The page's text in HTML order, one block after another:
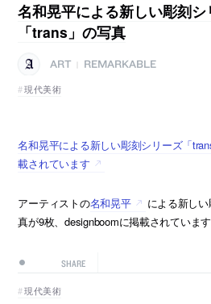
名和晃平による新しい彫刻シ
「trans」の写真
ART
REMARKABLE
現代美術
名和晃平による新しい彫刻シリーズ「
載されています
アーティストの名和晃平
による新し
真が9枚、designboomに掲載されています
SHARE
現代美術